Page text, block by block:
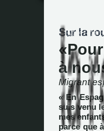
à
Migrant
« En
suis venu
mes
parce que